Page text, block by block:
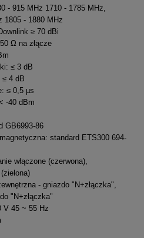
- 915 MHz 1710 - 1785 MHz,
1805 - 1880 MHz
≥ 70 dBi
Ω na złącze
≤ 3 dB
≤ 4 dB
≤ 0,5 µs
-40 dBm
GB6993-86
standard ETS300 694-
włączone (czerwona),
- gniazdo "N+złączka",
"N+złączka"
V 45 ~ 55 Hz